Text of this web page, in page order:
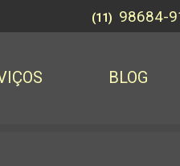
BLOG
(11) 98684-